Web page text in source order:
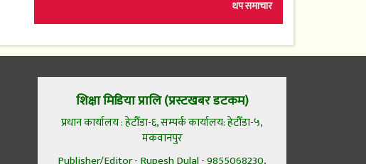
थप समाचार
शिक्षा मिडिया प्रालि (प्रस्टखबर डटकम)
प्रधान कार्यालय : हेटौँडा-६, सम्पर्क कार्यालय: हेटौँडा-५,
मकवानपुर